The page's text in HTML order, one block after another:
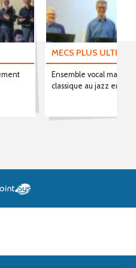
MECS PLUS ULTRA
Ensemble vocal
classique au jazz en